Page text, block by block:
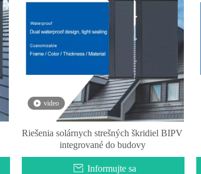
video
Riešenia solárnych strešných škridiel BIPV
integrované do budovy
Informujte sa